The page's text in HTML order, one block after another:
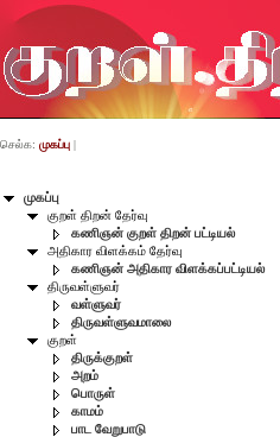
முகப்பு
குறள் திறன் தேர்வு
கணிஞன் குறள் திறன் பட்டியல்
அதிகார விளக்கம் தேர்வு
கணிஞன் அதிகார விளக்கப்பட்டியல்
திருவள்ளுவர்
வள்ளுவர்
திருவள்ளுவமாலை
குறள்
திருக்குறள்
அறம்
பொருள்
காமம்
பாட வேறுபாடு
செல்க: முகப்பு |